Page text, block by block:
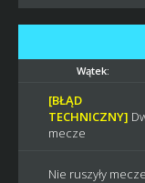
Wątek:
[BŁĄD
TECHNICZNY]
mecze
Nie ruszyły mecze